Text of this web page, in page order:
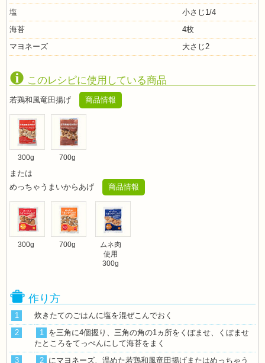
塩
小さじ1/4
海苔
4枚
マヨネーズ
大さじ2
このレシピに使用している商品
若鶏和風竜田揚げ 商品情報
300g 700g
または
めっちゃうまいからあげ
商品情報
300g 700g
ムネ肉
使用
300g
作り方
1
炊きたてのごはんに塩を混ぜこんでおく
2
1
を三角に4個握り、三角の角の1ヵ所をくぼませ、くぼませ
たところをてっぺんにして海苔をまく
3
2 にマヨネーズ、温めた若鶏和風竜田揚げまたはめっちゃう